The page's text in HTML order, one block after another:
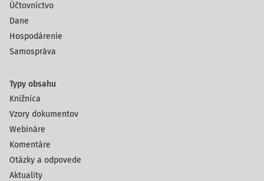
Účtovníctvo
Dane
Hospodárenie
Samospráva
Typy obsahu
Knižnica
Vzory dokumentov
Webináre
Komentáre
Otázky a odpovede
Aktuality